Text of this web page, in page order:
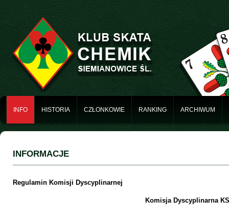
INFO HISTORIA CZŁONKOWIE RANKING ARCHIWUM
INFORMACJE
Regulamin Komisji Dyscyplinarnej
Komisja Dyscyplinarna